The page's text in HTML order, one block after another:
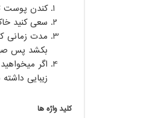
کندن پوست
سعی کنید
مدت زمانی
بکشد پس
اگر
زیبایی
کلید واژه ها